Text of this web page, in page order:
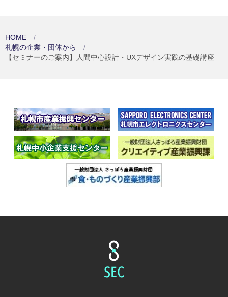
HOME
札幌の企業・団体から
【セミナーのご案内】人間中心設計・UXデザイン実践の基礎講座